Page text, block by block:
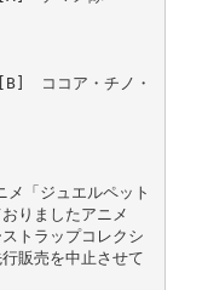
ココア・チノ・
「ジュエルペット
りましたアニメ
トラップコレクシ
販売を中止させて